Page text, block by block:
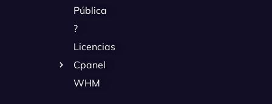
Pública
?
Licencias
Cpanel
WHM